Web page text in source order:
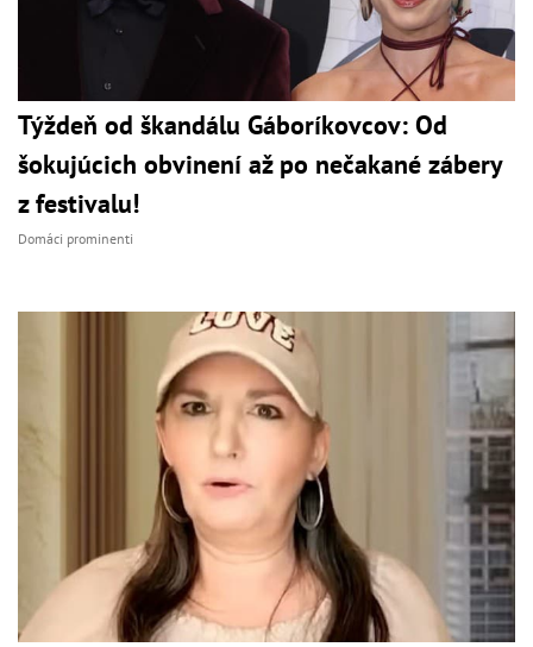
Týždeň od škandálu Gáboríkovcov: Od
šokujúcich obvinení až po nečakané zábery
z festivalu!
Domáci prominenti